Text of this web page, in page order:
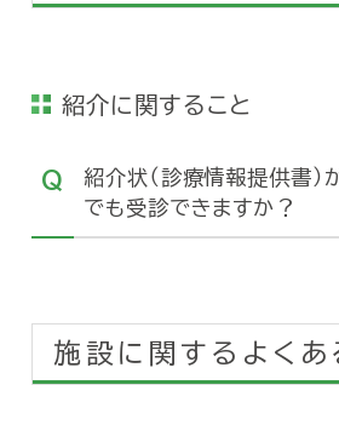
紹介に関すること
紹介状（診療情報提供書）
でも受診できますか？
施設に関するよくあ